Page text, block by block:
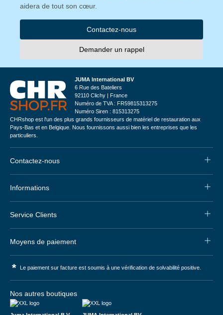
aidera de tout son cœur.
Contactez-nous
Demander un rappel
JUMA International BV
6 Rue des Bateliers
92110 Clichy | France
Numéro de TVA : FR59815313275
Numéro Siren : 815313275
CHRshop est l'un des plus grands fournisseurs de matériel de restauration aux
Pays-Bas et en Belgique. Nous fournissons aussi bien les entreprises que les
particuliers.
Contactez-nous
Informations
Service Clients
Moyens de paiement
* Le paiement sur facture est soumis à une vérification de solvabilité positive.
Nos autres boutiques